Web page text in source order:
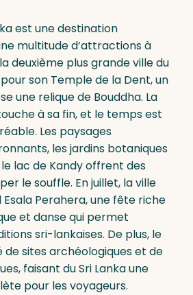
est une destination
multitude d’attractions à
deuxième plus grande ville du
son Temple de la Dent, un
une relique de Bouddha. La
à sa fin, et le temps est
Les paysages
les jardins botaniques
lac de Kandy offrent des
le souffle. En juillet, la ville
Perahera, une fête riche
et danse qui permet
sri-lankaises. De plus, le
sites archéologiques et de
faisant du Sri Lanka une
pour les voyageurs.